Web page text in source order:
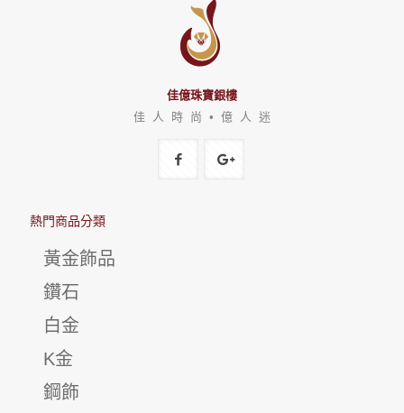
佳億珠寶銀樓
佳 人 時 尚 • 億 人 迷
熱門商品分類
黃金飾品
鑽石
白金
K金
鋼飾